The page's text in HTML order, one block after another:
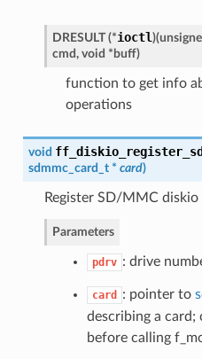
DRESULT (*ioctl)(
cmd, void *buff)
function to get info
operations
void
sdmmc_card_t* card)
Register SD/MMC
Parameters
pdrv : drive
card : pointer to
describing a card;
before calling